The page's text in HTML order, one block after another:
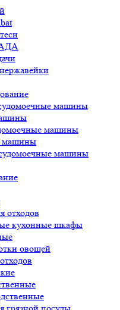
машины
машины
машины
машины
отходов
кухонные шкафы
овощей